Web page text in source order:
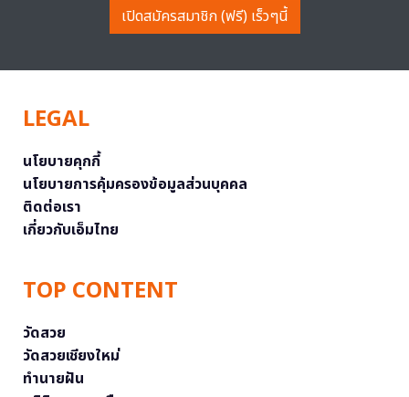
เปิดสมัครสมาชิก (ฟรี) เร็วๆนี้
LEGAL
นโยบายคุกกี้
นโยบายการคุ้มครองข้อมูลส่วนบุคคล
ติดต่อเรา
เกี่ยวกับเอ็มไทย
TOP CONTENT
วัดสวย
วัดสวยเชียงใหม่
ทำนายฝัน